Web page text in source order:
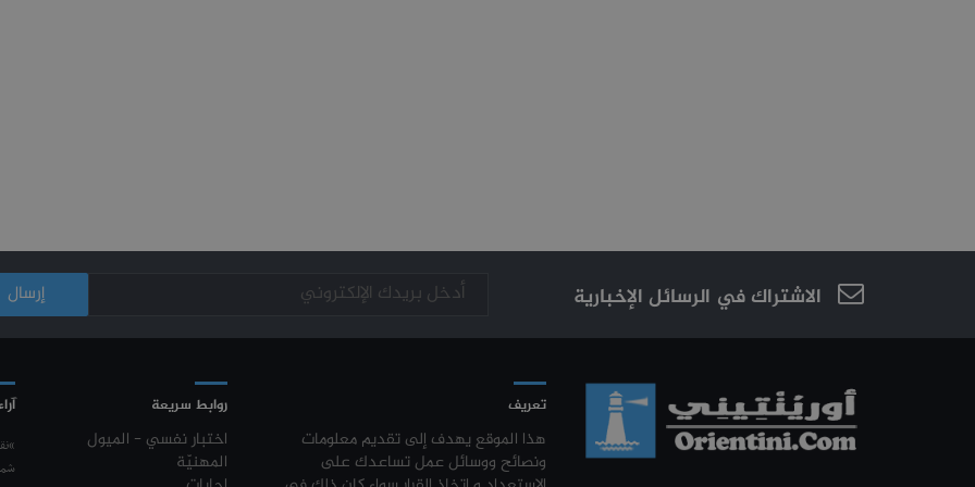
الاشتراك في الرسائل الإخبارية
تعريف
هذا الموقع يهدف إلى تقديم معلومات
ونصائح ووسائل عمل تساعدك على
روابط سريعة
اختبار نفسي - الميول
المهنيّة